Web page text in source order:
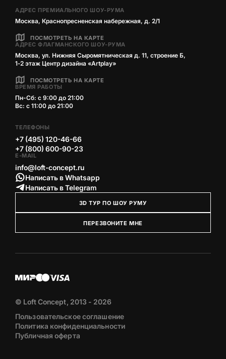
АДРЕС ПРЕМИАЛЬНОГО ШОУ-РУМА
Москва, Краснопресненская набережная, д. 2/1
ПОСМОТРЕТЬ НА КАРТЕ
АДРЕС ФЛАГМАНСКОГО ШОУ-РУМА
Москва, ул. Нижняя Сыромятническая д. 11, строение Б,
1‑2 этаж Центр дизайна «Artplay»
ПОСМОТРЕТЬ НА КАРТЕ
ВРЕМЯ РАБОТЫ
Пн-Сб: с 9:00 до 21:00
Вс: с 11:00 до 21:00
ТЕЛЕФОНЫ
+7 (495) 120-46-66
+7 (800) 600-90-23
E-MAIL
info@loft-concept.ru
Написать в Whatsapp
Написать в Telegram
3D ТУР ПО ШОУ РУМУ
ПЕРЕЗВОНИТЕ МНЕ
© Loft Concept, 2013 - 2026
Пользовательское соглашение
Политика конфиденциальности
Публичная оферта